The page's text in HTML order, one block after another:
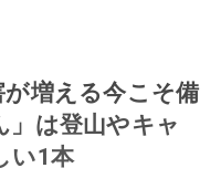
が増える今こそ備
」は登山やキャ
い1本